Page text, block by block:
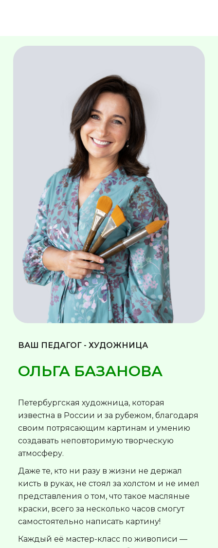
ВАШ ПЕДАГОГ - ХУДОЖНИЦА
ОЛЬГА БАЗАНОВА
Петербургская художница, которая
известна в России и за рубежом, благодаря
своим потрясающим картинам и умению
создавать неповторимую творческую
атмосферу.
Даже те, кто ни разу в жизни не держал
кисть в руках, не стоял за холстом и не имел
представления о том, что такое масляные
краски, всего за несколько часов смогут
самостоятельно написать картину!
Каждый её мастер-класс по живописи —